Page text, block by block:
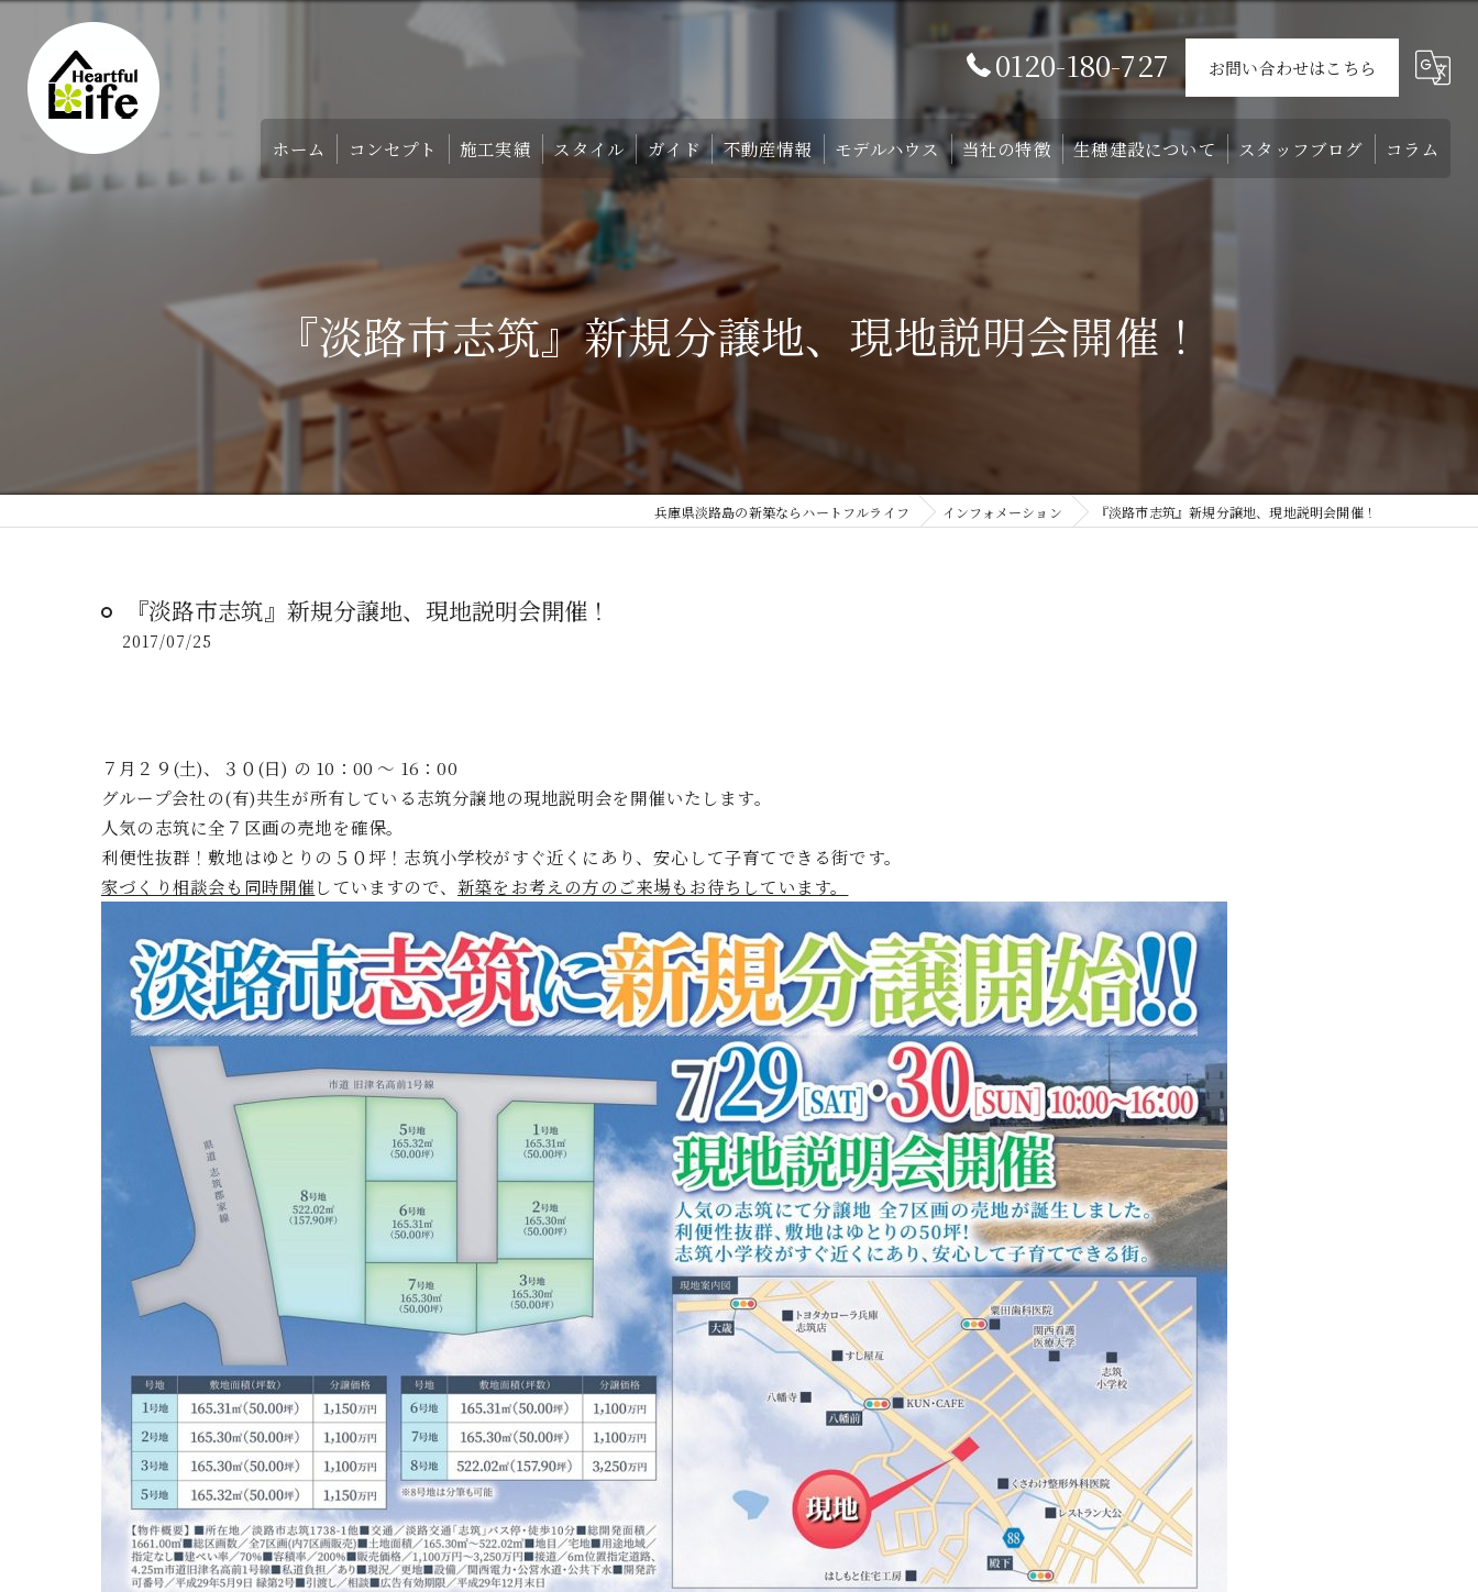
0120-180-727 お問い合わせはこちら
ホーム コンセプト
アバウト
施工実績 スタイル
TRETTIO₋STYLE
中庭のある家
HOMA-STYLE
ガイド
初めての家づくり
失敗しない土地探しのコツ
住まいの標準装備
不動産情報 モデルハウス
宿泊施設・設備紹介
ご予約
当社の特徴
外構
リフォーム
生穂建設について
スタッフ
スタッフブログ コラム
『淡路市志筑』新規分譲地、現地説明会開催！
兵庫県淡路島の新築ならハートフルライフ インフォメーション 『淡路市志筑』新規分譲地、現地説明会開催！
『淡路市志筑』新規分譲地、現地説明会開催！
2017/07/25
７月 ２９(土)、 ３０(日) の 10：00 ～ 16：00
グループ会社の(有)共生が所有している志筑分譲地の現地説明会を開催いたします。
人気の志筑に全７区画の売地を確保。
利便性抜群！敷地はゆとりの５０坪！志筑小学校がすぐ近くにあり、安心して子育てできる街です。
家づくり相談会も同時開催していますので、 新築をお考えの方のご来場もお待ちしています。